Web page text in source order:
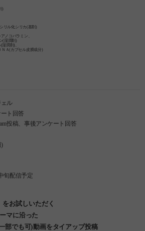
)
リル化シリカ(基剤)
ノコバラミン、
湿潤剤)
潤剤)、
Ａ(カプセル皮膜成分)
ェル
ト回答
事後アンケート回答
)
旬配信予定
お試しいただく
マに沿った
部でも可)動画をタイアップ投稿